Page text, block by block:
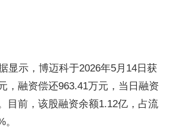
显示，博迈科于2026年5月14日获
，融资偿还963.41万元，当日融资
目前，该股融资余额1.12亿，占流